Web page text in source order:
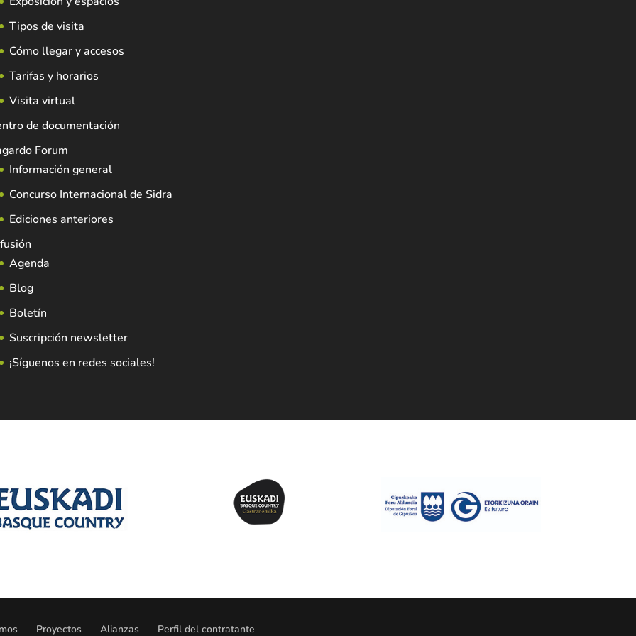
Tipos de visita
Cómo llegar y accesos
Tarifas y horarios
Visita virtual
de documentación
Forum
Información general
Concurso Internacional de Sidra
Ediciones anteriores
Agenda
Blog
Boletín
Suscripción newsletter
¡Síguenos en redes sociales!
Proyectos Alianzas Perfil del contratante